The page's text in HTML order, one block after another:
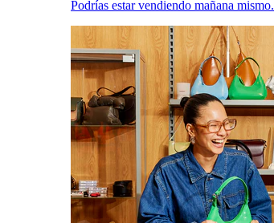
Podrías estar vendiendo mañana mismo.